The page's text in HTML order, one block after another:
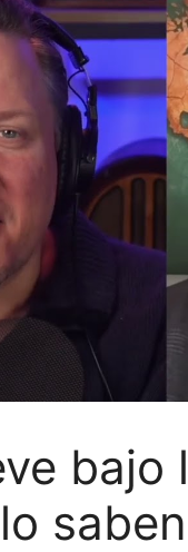
bajo
saben